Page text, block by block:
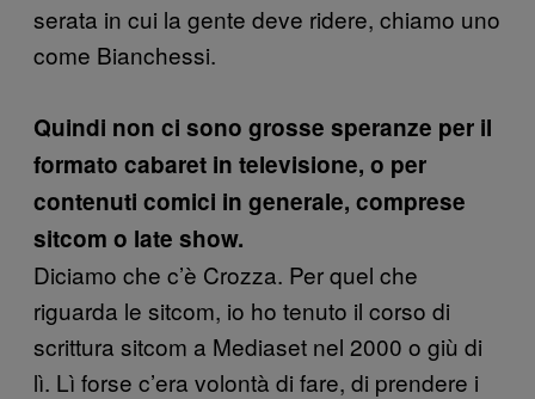
serata in cui la gente deve ridere, chiamo uno
come Bianchessi.
Quindi non ci sono grosse speranze per il
formato cabaret in televisione, o per
contenuti comici in generale, comprese
sitcom o late show.
Diciamo che c’è Crozza. Per quel che
riguarda le sitcom, io ho tenuto il corso di
scrittura sitcom a Mediaset nel 2000 o giù di
lì. Lì forse c’era volontà di fare, di prendere i